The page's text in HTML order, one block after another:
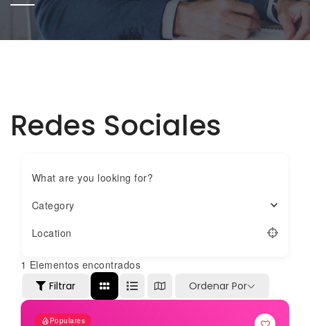
Redes Sociales
What are you looking for?
Category
Location
1 Elementos encontrados
Filtrar
Ordenar Por
Populares